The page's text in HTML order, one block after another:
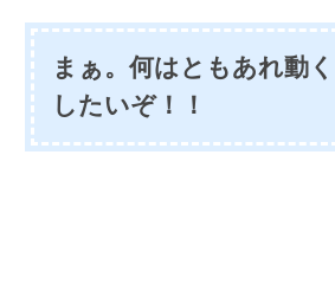
まぁ。何はともあれ動
したいぞ！！